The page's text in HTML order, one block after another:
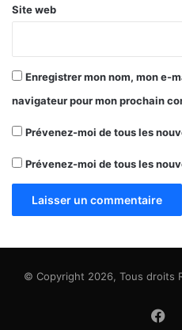
Site web
Enregistrer mon nom, mon e-
navigateur pour mon prochain
Prévenez-moi de tous les
Prévenez-moi de tous les
© Copyright 2026, Tous droits